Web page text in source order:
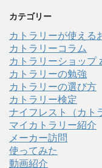
カテゴリー
カトラリーが使える
カトラリーコラム
カトラリーショップ
カトラリーの勉強
カトラリーの選び方
カトラリー検定
ナイフレスト（カト
マイカトラリー紹介
メーカー訪問
使ってみた
動画紹介